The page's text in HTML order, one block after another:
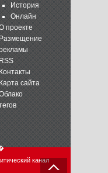
История
Онлайн
проекте
Размещение
RSS
Контакты
Карта сайта
канал